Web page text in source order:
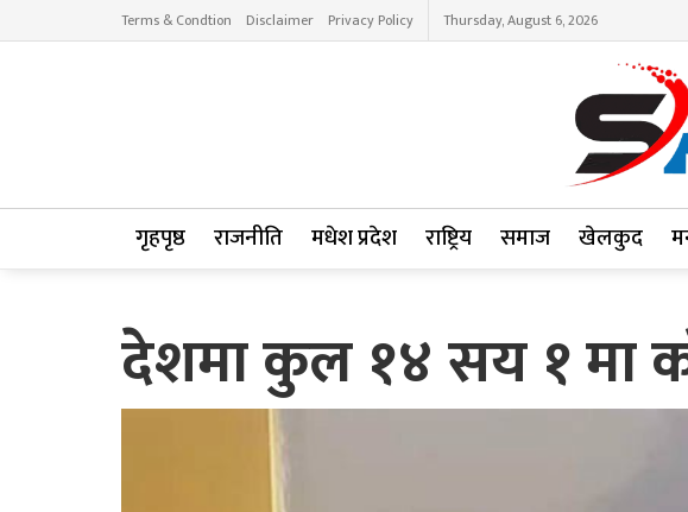
Terms & Condtion Disclaimer Privacy Policy Thursday, August 6, 2026
गृहपृष्ठ राजनीति मधेश प्रदेश राष्ट्रिय समाज खेलकुद
देशमा कुल १४ सय १ मा